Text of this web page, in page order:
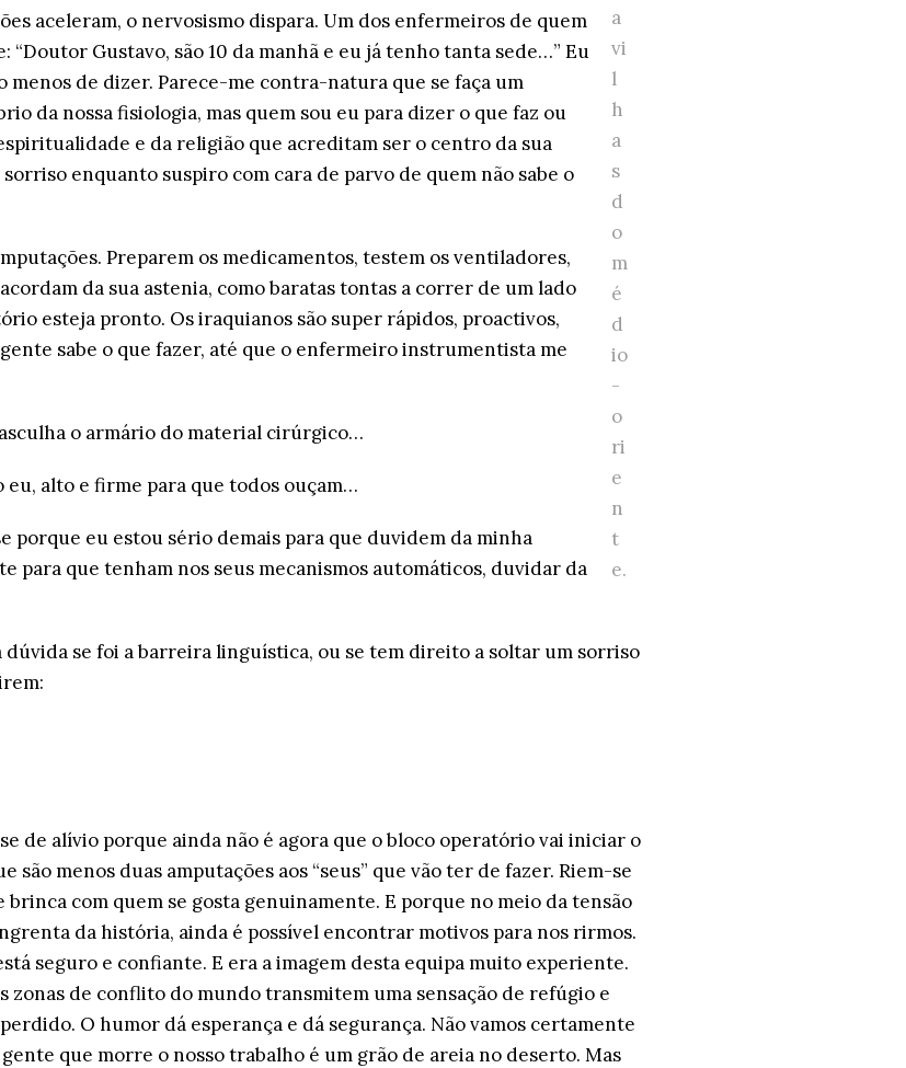
a
vi
l
h
a
s
d
o
m
é
d
io
-
o
ri
e
n
t
e.
aceleram, o nervosismo dispara. Um dos enfermeiros de quem
“Doutor Gustavo, são 10 da manhã e eu já tenho tanta sede…” Eu
menos de dizer. Parece-me contra-natura que se faça um
da nossa fisiologia, mas quem sou eu para dizer o que faz ou
e da religião que acreditam ser o centro da sua
enquanto suspiro com cara de parvo de quem não sabe o
Preparem os medicamentos, testem os ventiladores,
da sua astenia, como baratas tontas a correr de um lado
esteja pronto. Os iraquianos são super rápidos, proactivos,
sabe o que fazer, até que o enfermeiro instrumentista me
o armário do material cirúrgico…
eu, alto e firme para que todos ouçam…
porque eu estou sério demais para que duvidem da minha
para que tenham nos seus mecanismos automáticos, duvidar da
se foi a barreira linguística, ou se tem direito a soltar um sorriso
de alívio porque ainda não é agora que o bloco operatório vai iniciar o
menos duas amputações aos “seus” que vão ter de fazer. Riem-se
brinca com quem se gosta genuinamente. E porque no meio da tensão
da história, ainda é possível encontrar motivos para nos rirmos.
seguro e confiante. E era a imagem desta equipa muito experiente.
zonas de conflito do mundo transmitem uma sensação de refúgio e
O humor dá esperança e dá segurança. Não vamos certamente
que morre o nosso trabalho é um grão de areia no deserto. Mas